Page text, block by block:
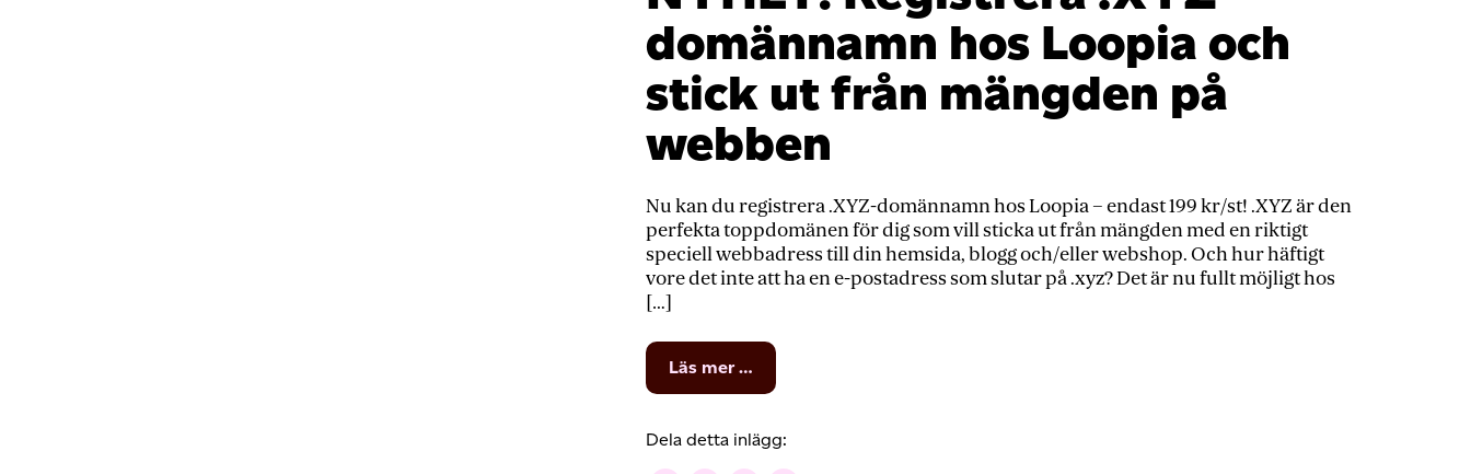
domännamn hos Loopia och
stick ut från mängden på
webben
Nu kan du registrera .XYZ-domännamn hos Loopia – endast 199 kr/st! .XYZ är den
perfekta toppdomänen för dig som vill sticka ut från mängden med en riktigt
speciell webbadress till din hemsida, blogg och/eller webshop. Och hur häftigt
vore det inte att ha en e-postadress som slutar på .xyz? Det är nu fullt möjligt hos
[…]
Läs mer …from
NYHET!
.XYZ-
domännamn
Dela detta inlägg: